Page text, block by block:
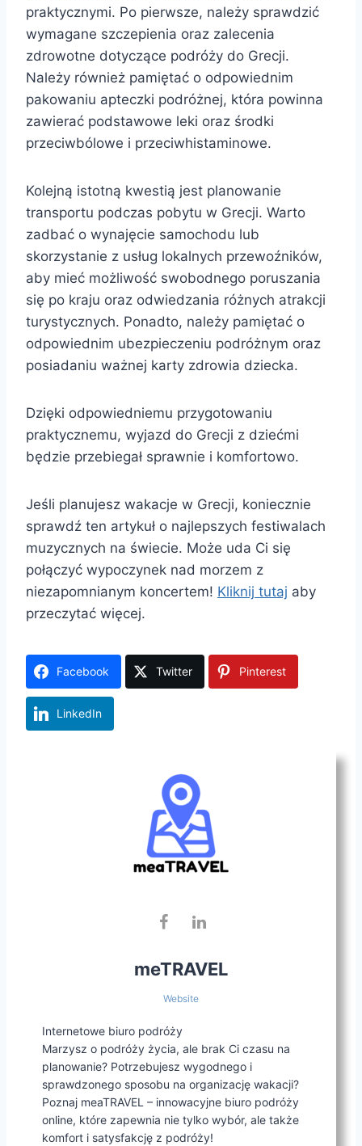
praktycznymi. Po pierwsze, należy sprawdzić
wymagane szczepienia oraz zalecenia
zdrowotne dotyczące podróży do Grecji.
Należy również pamiętać o odpowiednim
pakowaniu apteczki podróżnej, która powinna
zawierać podstawowe leki oraz środki
przeciwbólowe i przeciwhistaminowe.
Kolejną istotną kwestią jest planowanie
transportu podczas pobytu w Grecji. Warto
zadbać o wynajęcie samochodu lub
skorzystanie z usług lokalnych przewoźników,
aby mieć możliwość swobodnego poruszania
się po kraju oraz odwiedzania różnych atrakcji
turystycznych. Ponadto, należy pamiętać o
odpowiednim ubezpieczeniu podróżnym oraz
posiadaniu ważnej karty zdrowia dziecka.
Dzięki odpowiedniemu przygotowaniu
praktycznemu, wyjazd do Grecji z dziećmi
będzie przebiegał sprawnie i komfortowo.
Jeśli planujesz wakacje w Grecji, koniecznie
sprawdź ten artykuł o najlepszych festiwalach
muzycznych na świecie. Może uda Ci się
połączyć wypoczynek nad morzem z
niezapomnianym koncertem! Kliknij tutaj aby
przeczytać więcej.
Facebook Twitter Pinterest
LinkedIn
meTRAVEL
Website
Internetowe biuro podróży
Marzysz o podróży życia, ale brak Ci czasu na
planowanie? Potrzebujesz wygodnego i
sprawdzonego sposobu na organizację wakacji?
Poznaj meaTRAVEL – innowacyjne biuro podróży
online, które zapewnia nie tylko wybór, ale także
komfort i satysfakcję z podróży!